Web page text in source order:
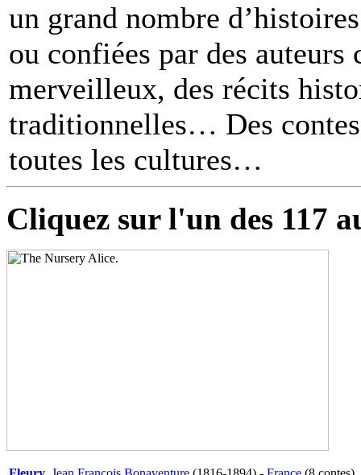
un grand nombre
ou confiées par des
merveilleux, des récits
traditionnelles… Des
toutes les cultures
Cliquez sur l'un des 117